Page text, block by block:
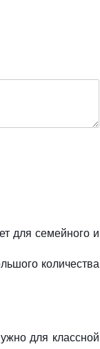
для семейного и
количества
для классной